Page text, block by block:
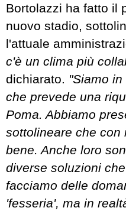
Bortolazzi ha fatto il
nuovo stadio,
l'attuale
c'è un clima più
dichiarato. "Siamo
che prevede una
Poma. Abbiamo
sottolineare che con
bene. Anche loro
diverse soluzioni
facciamo delle
'fesseria', ma in